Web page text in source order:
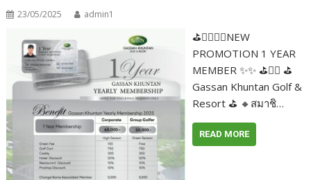
23/05/2025 admin1
⛳️🏌‍♂️✨✨NEW
PROMOTION 1 YEAR
MEMBER ✨✨ ⛳️🏌‍♂️ ⛳️
Gassan Khuntan Golf &
Resort ⛳️ 🔸สมาชิ…
READ MORE